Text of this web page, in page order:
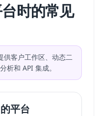
时的常见
供客户工作区、动态二
析和 API 集成。
平台